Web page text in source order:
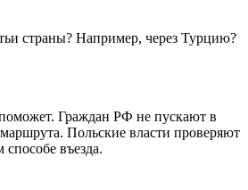
страны? Например, через Турцию?
Граждан РФ не пускают в
Польские власти проверяют
въезда.